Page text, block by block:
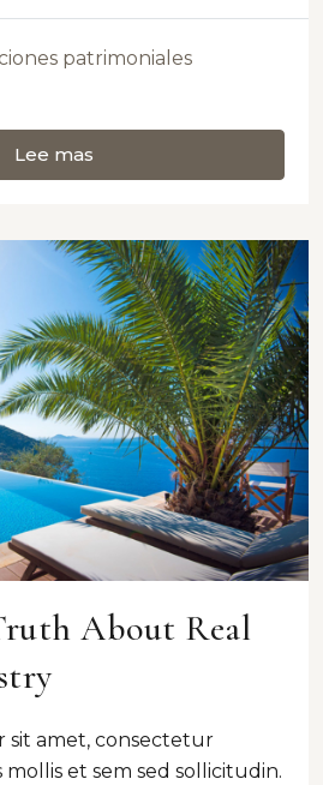
patrimoniales
Lee mas
About Real
sit amet, consectetur
mollis et sem sed sollicitudin.